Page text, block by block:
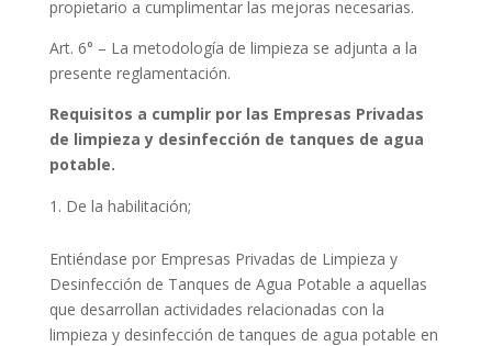
propietario a cumplimentar las mejoras necesarias.
Art. 6° – La metodología de limpieza se adjunta a la
presente reglamentación.
Requisitos a cumplir por las Empresas Privadas
de limpieza y desinfección de tanques de agua
potable.
De la habilitación;
Entiéndase por Empresas Privadas de Limpieza y
Desinfección de Tanques de Agua Potable a aquellas
que desarrollan actividades relacionadas con la
limpieza y desinfección de tanques de agua potable en